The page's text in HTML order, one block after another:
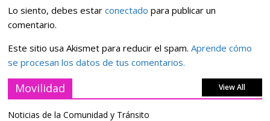
Lo siento, debes estarconectado para publicar un
comentario.
Este sitio usa Akismet para reducir el spam.Aprende cómo
se procesan los datos de tus comentarios.
Movilidad View All
Noticias de la Comunidad y Tránsito